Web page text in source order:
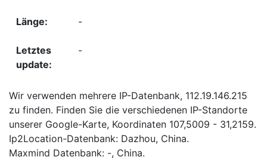
-
-
Wir verwenden mehrere IP-Datenbank, 112.19.146.215
zu finden. Finden Sie die verschiedenen IP-Standorte
unserer Google-Karte, Koordinaten 107,5009 - 31,2159.
Ip2Location-Datenbank: Dazhou, China.
Maxmind Datenbank: -, China.